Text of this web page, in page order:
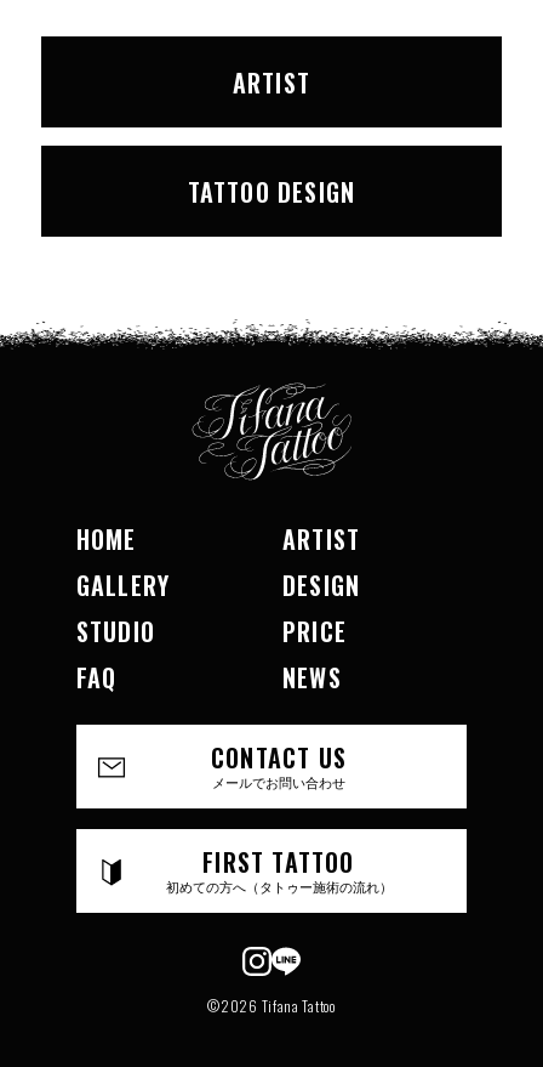
ARTIST
TATTOO DESIGN
HOME
ARTIST
GALLERY
DESIGN
STUDIO
PRICE
FAQ
NEWS
CONTACT US
メールでお問い合わせ
FIRST TATTOO
初めての方へ（タトゥー施術の流れ）
©2026 Tifana Tattoo